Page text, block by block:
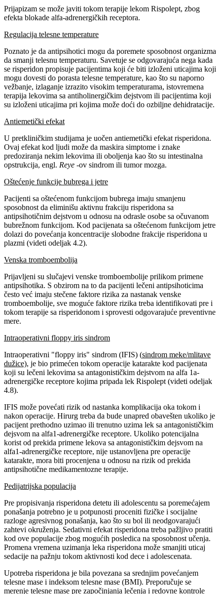
Prijapizam se može javiti tokom terapije lekom Rispolept, zbog
efekta blokade alfa-adrenergičkih receptora.
Regulacija telesne temperature
Poznato je da antipsihotici mogu da poremete sposobnost organizma
da smanji telesnu temperaturu. Savetuje se odgovarajuća nega kada
se risperidon propisuje pacijentima koji će biti izloženi uticajima koji
mogu dovesti do porasta telesne temperature, kao što su naporno
vežbanje, izlaganje izrazito visokim temperaturama, istovremena
terapija lekovima sa antiholinergičkim dejstvom ili pacijentima koji
su izloženi uticajima pri kojima može doći do ozbiljne dehidratacije.
Antiemetički efekat
U pretkliničkim studijama je uočen antiemetički efekat risperidona.
Ovaj efekat kod ljudi može da maskira simptome i znake
predoziranja nekim lekovima ili oboljenja kao što su intestinalna
opstrukcija, engl. Reye -ov sindrom ili tumor mozga.
Oštećenje funkcije bubrega i jetre
Pacijenti sa oštećenom funkcijom bubrega imaju smanjenu
sposobnost da eliminišu aktivnu frakciju risperidona sa
antipsihotičnim dejstvom u odnosu na odrasle osobe sa očuvanom
bubrežnom funkcijom. Kod pacijenata sa oštećenom funkcijom jetre
dolazi do povećanja koncentracije slobodne frakcije risperidona u
plazmi (videti odeljak 4.2).
Venska tromboembolija
Prijavljeni su slučajevi venske tromboembolije prilikom primene
antipsihotika. S obzirom na to da pacijenti lečeni antipsihoticima
često već imaju stečene faktore rizika za nastanak venske
tromboembolije, sve moguće faktore rizika treba identifikovati pre i
tokom terapije sa risperidonom i sprovesti odgovarajuće preventivne
mere.
Intraoperativni floppy iris sindrom
Intraoperativni "floppy iris" sindrom (IFIS) (sindrom meke/mlitave
dužice), je bio primećen tokom operacije katarakte kod pacijenata
koji su lečeni lekovima sa antagonističkim dejstvom na alfa 1a-
adrenergičke receptore kojima pripada lek Rispolept (videti odeljak
4.8).
IFIS može povećati rizik od nastanka komplikacija oka tokom i
nakon operacije. Hirurg treba da bude unapred obavešten ukoliko je
pacijent prethodno uzimao ili trenutno uzima lek sa antagonističkim
dejsvom na alfa1-adrenergičke receptore. Ukoliko potencijalna
korist od prekida primene lekova sa antagonističkim dejsvom na
alfa1-adrenergičke receptore, nije ustanovljena pre operacije
katarakte, mora biti procenjena u odnosu na rizik od prekida
antipsihotične medikamentozne terapije.
Pedijatrijska populacija
Pre propisivanja risperidona detetu ili adolescentu sa poremećajem
ponašanja potrebno je u potpunosti proceniti fizičke i socijalne
razloge agresivnog ponašanja, kao što su bol ili neodgovarajući
zahtevi okruženja. Sedativni efekat risperidona treba pažljivo pratiti
kod ove populacije zbog mogućih posledica na sposobnost učenja.
Promena vremena uzimanja leka risperidona može smanjiti uticaj
sedacije na pažnju tokom aktivnosti kod dece i adolescenata.
Upotreba risperidona je bila povezana sa srednjim povećanjem
telesne mase i indeksom telesne mase (BMI). Preporučuje se
merenje telesne mase pre započinjanja lečenja i redovne kontrole